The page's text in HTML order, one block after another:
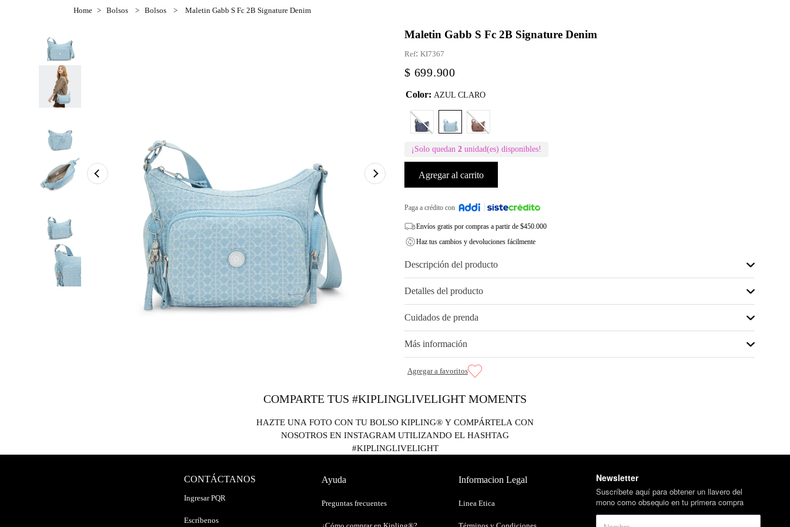
Bolsos Bolsos Maletin Gabb S Fc 2B Signature Denim
Maletin Gabb S Fc 2B Signature Denim
: KI7367
$ 699.900
Color: AZUL CLARO
¡Solo quedan 2 unidad(es) disponibles!
Agregar al carrito
Paga a crédito con
Envíos gratis por compras a partir de $450.000
Haz tus cambios y devoluciones fácilmente
Descripción del producto
Detalles del producto
Cuidados de prenda
Más información
COMPARTE TUS #KIPLINGLIVELIGHT MOMENTS
HAZTE UNA FOTO CON TU BOLSO KIPLING® Y COMPÁRTELA CON
NOSOTROS EN INSTAGRAM UTILIZANDO EL HASHTAG
#KIPLINGLIVELIGHT
CONTÁCTANOS
Ingresar PQR
Escríbenos
Ayuda
Preguntas frecuentes
Informacion Legal
Linea Etica
Newsletter
Suscríbete aquí para obtener un llavero del
mono como obsequio en tu primera compra